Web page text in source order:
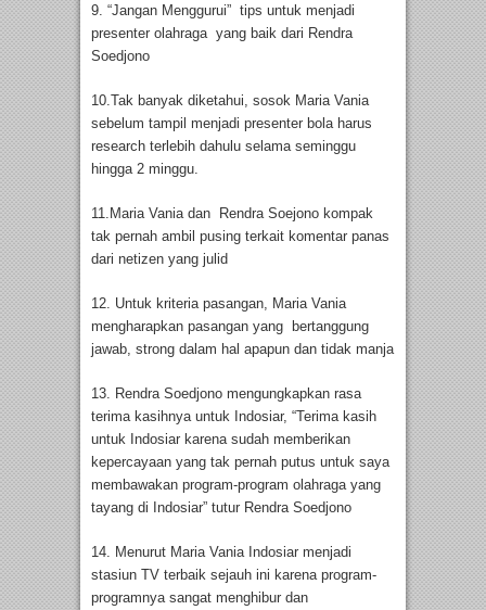
9. “Jangan Menggurui” tips untuk menjadi
presenter olahraga yang baik dari Rendra
Soedjono
10.Tak banyak diketahui, sosok Maria Vania
sebelum tampil menjadi presenter bola harus
research terlebih dahulu selama seminggu
hingga 2 minggu.
11.Maria Vania dan Rendra Soejono kompak
tak pernah ambil pusing terkait komentar panas
dari netizen yang julid
12. Untuk kriteria pasangan, Maria Vania
mengharapkan pasangan yang bertanggung
jawab, strong dalam hal apapun dan tidak manja
13. Rendra Soedjono mengungkapkan rasa
terima kasihnya untuk Indosiar, “Terima kasih
untuk Indosiar karena sudah memberikan
kepercayaan yang tak pernah putus untuk saya
membawakan program-program olahraga yang
tayang di Indosiar” tutur Rendra Soedjono
14. Menurut Maria Vania Indosiar menjadi
stasiun TV terbaik sejauh ini karena program-
programnya sangat menghibur dan